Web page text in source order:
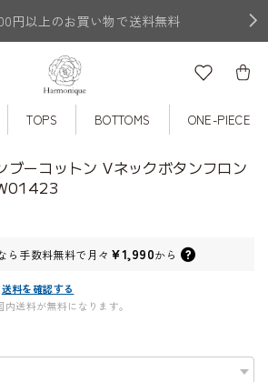
円以上のお買い物で送料無料
TOPS BOTTOMS ONE-PIECE
ブーコットン Vネックボタンフロン
ら 手数料無料で月々 ¥1,990から
送料を確認する
送料が無料になります。